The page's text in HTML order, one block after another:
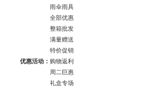
雨伞雨具
优惠活动：
全部优惠
整箱批发
满量赠送
特价促销
购物返利
周二巨惠
礼盒专场